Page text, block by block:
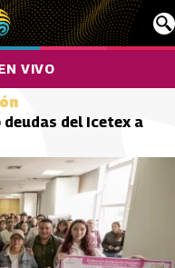
VIVO
del Icetex a